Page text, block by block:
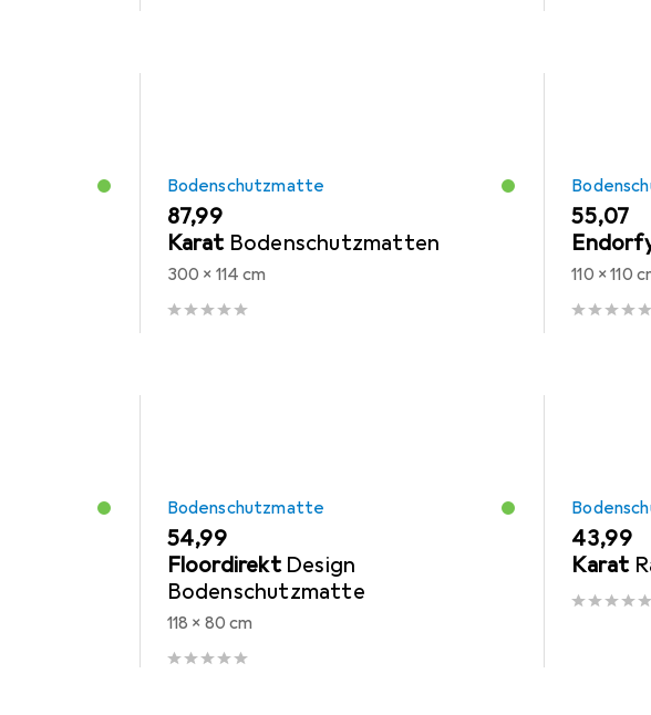
Bodenschutzmatte
EUR
87,99
Karat Bodenschutzmatten
300 x 114 cm
EUR
55,07
110 x 110
Bodenschutzmatte
EUR
54,99
Floordirekt Design
Bodenschutzmatte
118 x 80 cm
EUR
43,99
Karat